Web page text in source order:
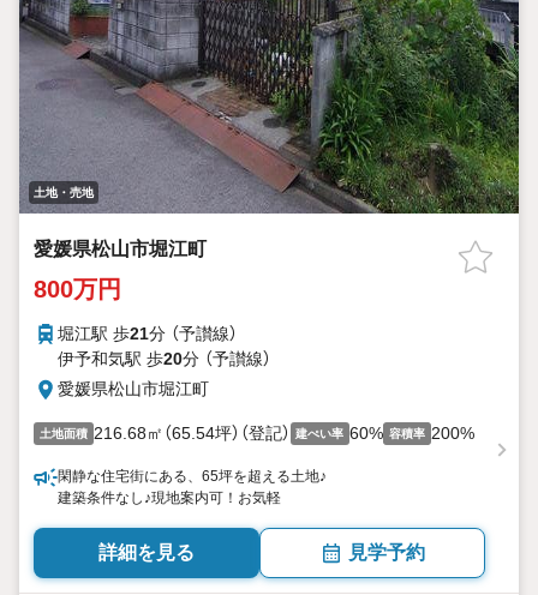
土地・売地
愛媛県松山市堀江町
800万円
堀江駅 歩21分 （予讃線）
伊予和気駅 歩20分 （予讃線）
愛媛県松山市堀江町
土地面積 216.68㎡（65.54坪）（登記） 建ぺい率 60% 容積率 200%
閑静な住宅街にある、65坪を超える土地♪
建築条件なし♪現地案内可！お気軽
詳細を見る 見学予約